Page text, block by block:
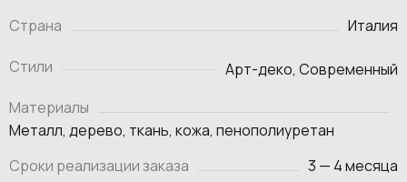
Страна Италия
Стили
Арт-деко, Современный
Материалы
Металл, дерево, ткань, кожа, пенополиуретан
Сроки реализации заказа
3 — 4 месяца